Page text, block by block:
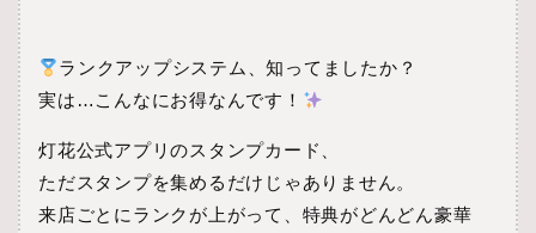
ランクアップシステム、知ってましたか？
実は…こんなにお得なんです！
灯花公式アプリのスタンプカード、
ただスタンプを集めるだけじゃありません。
来店ごとにランクが上がって、特典がどんどん豪華